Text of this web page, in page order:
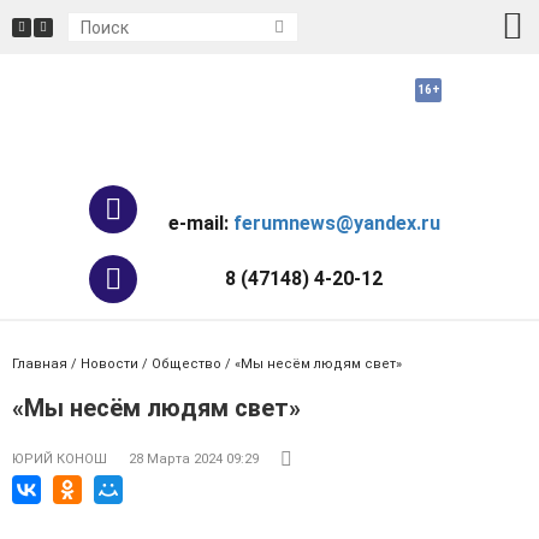
e-mail: ferumnews@yandex.ru
8 (47148) 4-20-12
Главная / Новости / Общество / «Мы несём людям свет»
«Мы несём людям свет»
ЮРИЙ КОНОШ 28 Марта 2024 09:29